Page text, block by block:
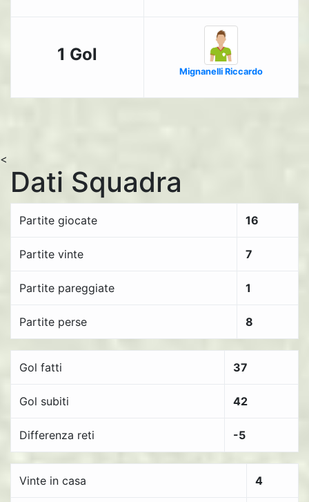
1 Gol
Mignanelli Riccardo
<
Dati Squadra
Partite giocate 16
Partite vinte 7
Partite pareggiate 1
Partite perse 8
Gol fatti 37
Gol subiti 42
Differenza reti -5
Vinte in casa 4